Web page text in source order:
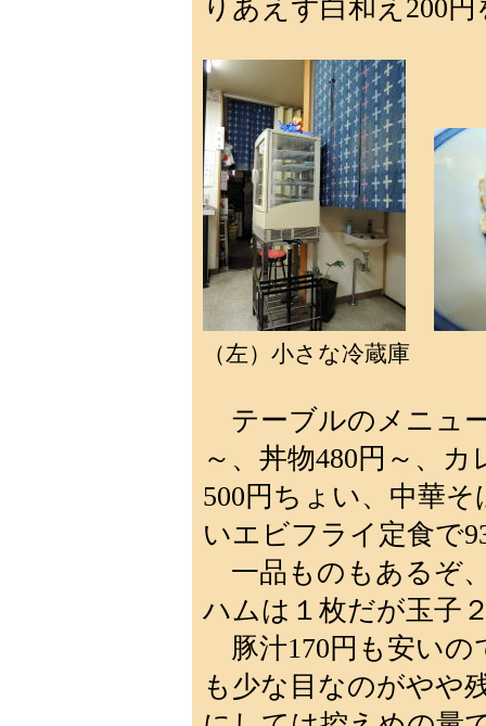
りあえず白和え200
（左）小さな冷蔵庫
テーブルのメニュ
～、丼物480円～、
500円ちょい、中華
いエビフライ定食で
一品ものもあるぞ
ハムは１枚だが玉子
豚汁170円も安いの
も少な目なのがやや